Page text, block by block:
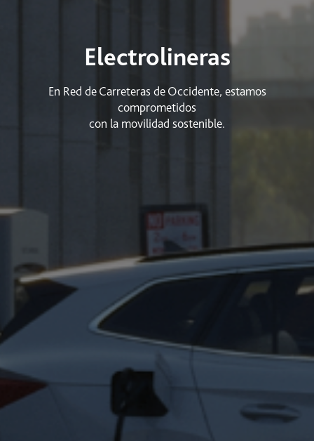
Electrolineras
En Red de Carreteras de Occidente, estamos
comprometidos
con la movilidad sostenible.